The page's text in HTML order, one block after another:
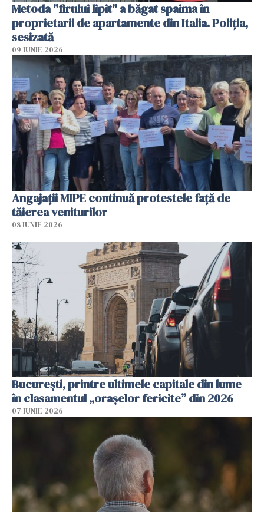
Metoda "firului lipit" a băgat spaima în
proprietarii de apartamente din Italia. Poliția,
sesizată
09 IUNIE 2026
Angajaţii MIPE continuă protestele faţă de
tăierea veniturilor
08 IUNIE 2026
București, printre ultimele capitale din lume
în clasamentul „orașelor fericite” din 2026
07 IUNIE 2026